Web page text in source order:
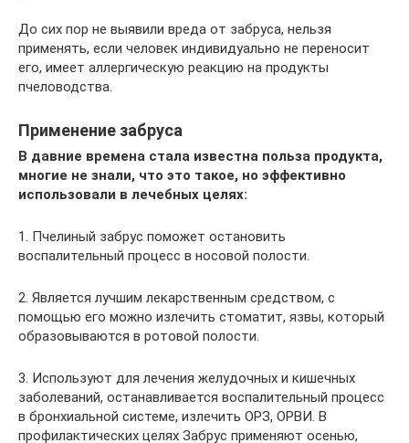
До сих пор не выявили вреда от забруса, нельзя
применять, если человек индивидуально не переносит
его, имеет аллергическую реакцию на продукты
пчеловодства.
Применение забруса
В давние времена стала известна польза продукта,
многие не знали, что это такое, но эффективно
использовали в лечебных целях:
1. Пчелиный забрус поможет остановить
воспалительный процесс в носовой полости.
2. Является лучшим лекарственным средством, с
помощью его можно излечить стоматит, язвы, который
образовываются в ротовой полости.
3. Используют для лечения желудочных и кишечных
заболеваний, останавливается воспалительный процесс
в бронхиальной системе, излечить ОРЗ, ОРВИ. В
профилактических целях Забрус применяют осенью,